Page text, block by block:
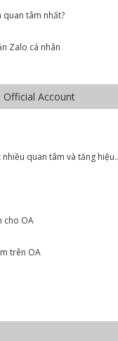
quan tâm nhất?
Zalo cá nhân
Official Account
quan tâm và tăng
cho OA
trên OA